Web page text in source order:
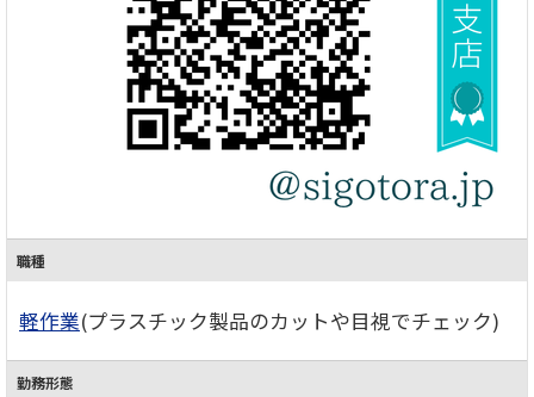
職種
軽作業(プラスチック製品のカットや目視でチェック)
勤務形態